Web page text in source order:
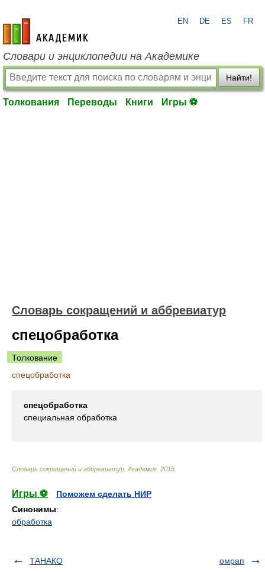
academic.ru
EN DE ES FR
Словари и энциклопедии на Академике
Найти!
Толкования Переводы Книги Игры ⚽
Словарь сокращений и аббревиатур
спецобработка
Толкование
спецобработка
спецобработка
специальная обработка
Словарь сокращений и аббревиатур Академик. 2015
Игры ⚽
Поможем сделать НИР
Синонимы:
обработка
ТАНАКО омрап